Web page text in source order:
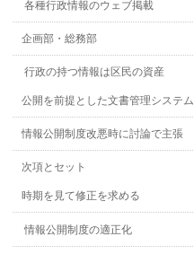
各種行政情報のウェブ掲載
企画部・総務部
行政の持つ情報は区民の資産
公開を前提とした文書管理システム
情報公開制度改悪時に討論で主張
次項とセット
時期を見て修正を求める
情報公開制度の適正化